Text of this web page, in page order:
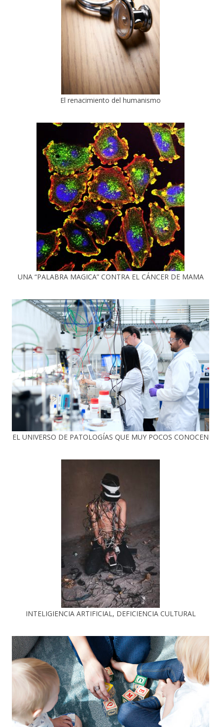
El renacimiento del humanismo
UNA “PALABRA MAGICA” CONTRA EL CÁNCER DE MAMA
EL UNIVERSO DE PATOLOGÍAS QUE MUY POCOS CONOCEN
INTELIGIENCIA ARTIFICIAL, DEFICIENCIA CULTURAL